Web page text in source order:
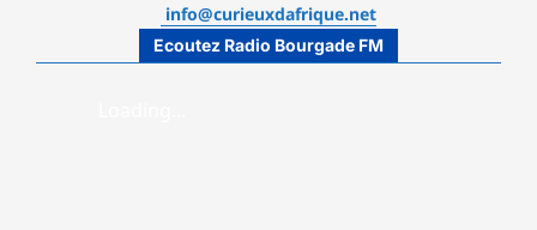
info@curieuxdafrique.net
Ecoutez Radio Bourgade FM